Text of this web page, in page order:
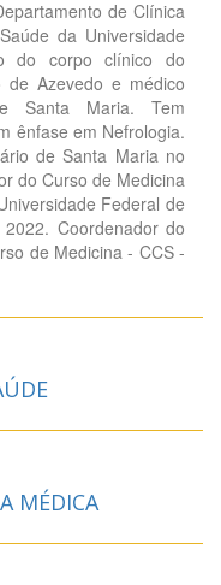
de Clínica
da Universidade
do corpo clínico do
de Azevedo e médico
Santa Maria. Tem
ênfase em Nefrologia.
de Santa Maria no
do Curso de Medicina
Federal de
Coordenador do
de Medicina - CCS -
MÉDICA